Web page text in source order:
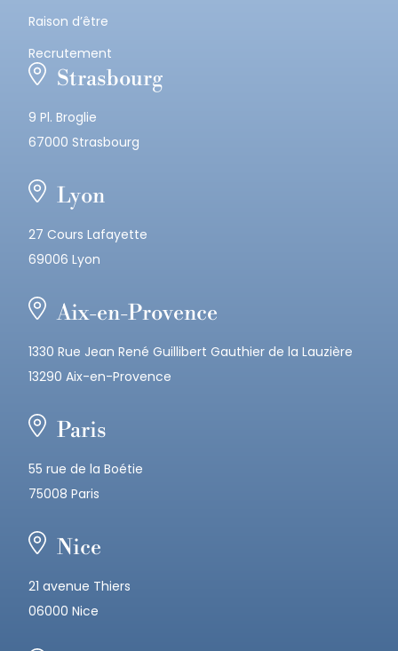
Raison d’être
Recrutement
Strasbourg
9 Pl. Broglie
67000 Strasbourg
Lyon
27 Cours Lafayette
69006 Lyon
Aix-en-Provence
1330 Rue Jean René Guillibert Gauthier de la Lauzière
13290 Aix-en-Provence
Paris
55 rue de la Boétie
75008 Paris
Nice
21 avenue Thiers
06000 Nice